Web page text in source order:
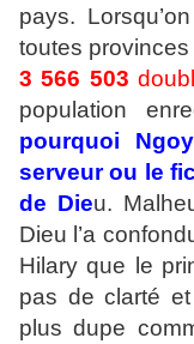
pays.
toutes
3 566 503
population
pourquoi
serveur ou le
de Dieu.
Dieu l’a
Hilary que le
pas de clarté
plus dupe